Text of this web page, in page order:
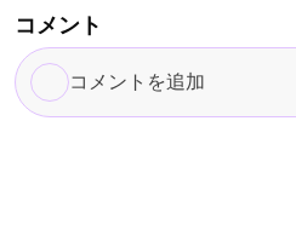
コメント
コ
メ